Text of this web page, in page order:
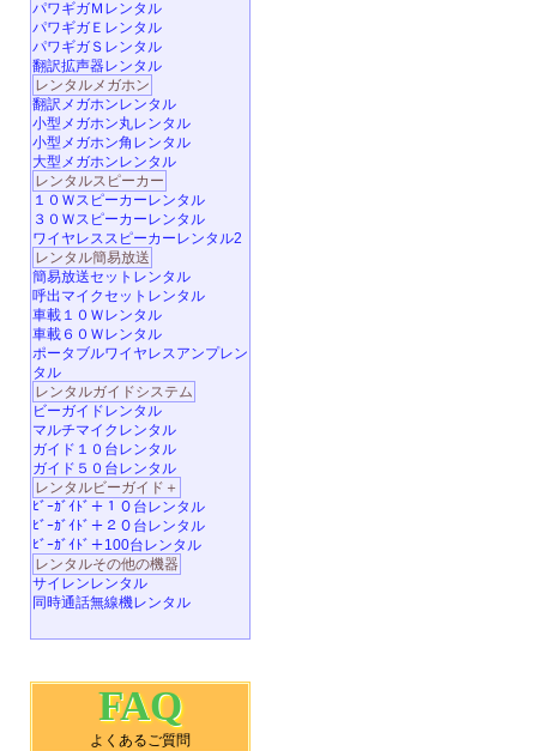
パワギガＭレンタル
パワギガＥレンタル
パワギガＳレンタル
翻訳拡声器レンタル
レンタルメガホン
翻訳メガホンレンタル
小型メガホン丸レンタル
小型メガホン角レンタル
大型メガホンレンタル
レンタルスピーカー
１０Ｗスピーカーレンタル
３０Ｗスピーカーレンタル
ワイヤレススピーカーレンタル2
レンタル簡易放送
簡易放送セットレンタル
呼出マイクセットレンタル
車載１０Ｗレンタル
車載６０Ｗレンタル
ポータブルワイヤレスアンプレン
タル
レンタルガイドシステム
ビーガイドレンタル
マルチマイクレンタル
ガイド１０台レンタル
ガイド５０台レンタル
レンタルビーガイド＋
ﾋﾞｰｶﾞｲﾄﾞ＋１０台レンタル
ﾋﾞｰｶﾞｲﾄﾞ＋２０台レンタル
ﾋﾞｰｶﾞｲﾄﾞ＋100台レンタル
レンタルその他の機器
サイレンレンタル
同時通話無線機レンタル
FAQ
よくあるご質問